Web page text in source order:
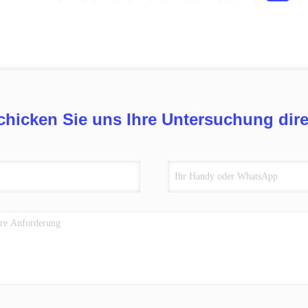
Sie uns Ihre Untersuchung